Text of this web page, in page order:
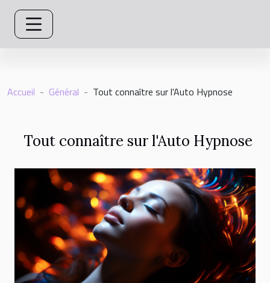
Accueil Général Tout connaître sur l'Auto Hypnose
Tout connaître sur l'Auto Hypnose